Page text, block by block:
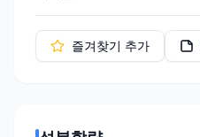
즐겨찾기 추가